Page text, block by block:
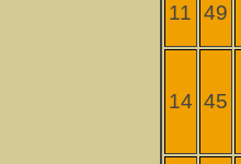
11 49
14 45